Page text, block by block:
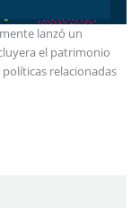
lanzó un
el patrimonio
relacionadas